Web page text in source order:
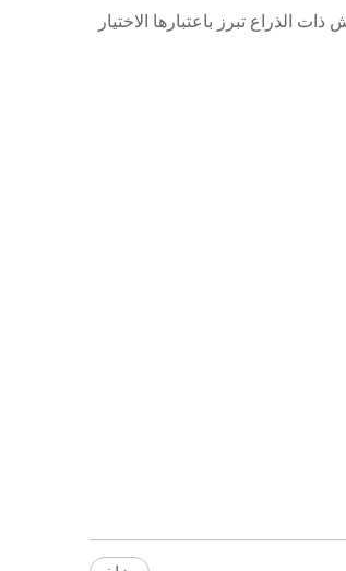
الذراع تبرز باعتبارها الاختيار